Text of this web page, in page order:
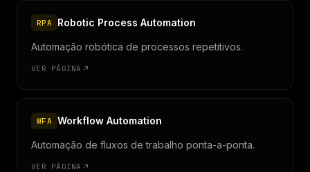
RPA Robotic Process Automation
Automação robótica de processos repetitivos.
VER PÁGINA
WFA Workflow Automation
Automação de fluxos de trabalho ponta-a-ponta.
VER PÁGINA